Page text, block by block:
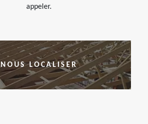
appeler.
NOUS LOCALISER